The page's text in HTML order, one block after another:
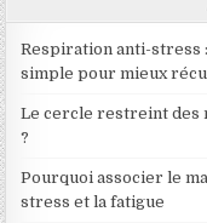
Respiration anti-stress
simple pour mieux
Le cercle restreint des
?
Pourquoi associer le
stress et la fatigue